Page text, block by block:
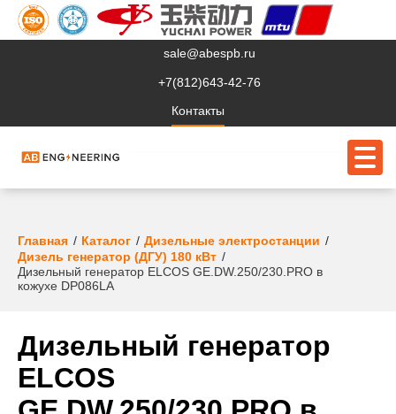
sale@abespb.ru
+7(812)643-42-76
Контакты
О компании
Клиентам
Сервис
Главная Каталог
Дизельные электростанции
Дизель генератор (ДГУ) 180 кВт
Дизельный генератор ELCOS GE.DW.250/230.PRO в
кожухе DP086LA
Дизельный генератор
ELCOS